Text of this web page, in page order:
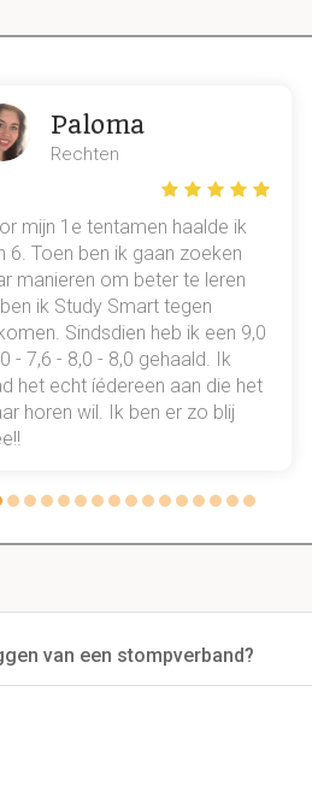
Paloma
Rechten
mijn 1e tentamen haalde ik
6. Toen ben ik gaan zoeken
manieren om beter te leren
ik Study Smart tegen
Sindsdien heb ik een 9,0
- 7,6 - 8,0 - 8,0 gehaald. Ik
het echt íédereen aan die het
horen wil. Ik ben er zo blij
van een stompverband?